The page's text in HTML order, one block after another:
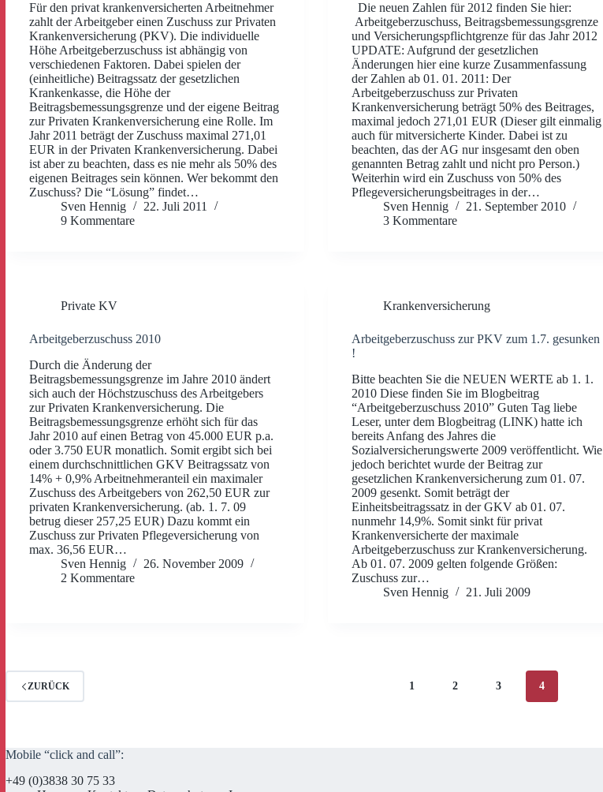
Für den privat krankenversicherten Arbeitnehmer
zahlt der Arbeitgeber einen Zuschuss zur Privaten
Krankenversicherung (PKV). Die individuelle
Höhe Arbeitgeberzuschuss ist abhängig von
verschiedenen Faktoren. Dabei spielen der
(einheitliche) Beitragssatz der gesetzlichen
Krankenkasse, die Höhe der
Beitragsbemessungsgrenze und der eigene Beitrag
zur Privaten Krankenversicherung eine Rolle. Im
Jahr 2011 beträgt der Zuschuss maximal 271,01
EUR in der Privaten Krankenversicherung. Dabei
ist aber zu beachten, dass es nie mehr als 50% des
eigenen Beitrages sein können. Wer bekommt den
Zuschuss? Die “Lösung” findet…
Sven Hennig
22. Juli 2011
9 Kommentare
Die neuen Zahlen für 2012 finden Sie hier:
Arbeitgeberzuschuss, Beitragsbemessungsgrenze
und Versicherungspflichtgrenze für das Jahr 2012
UPDATE: Aufgrund der gesetzlichen
Änderungen hier eine kurze Zusammenfassung
der Zahlen ab 01. 01. 2011: Der
Arbeitgeberzuschuss zur Privaten
Krankenversicherung beträgt 50% des Beitrages,
maximal jedoch 271,01 EUR (Dieser gilt einmalig
auch für mitversicherte Kinder. Dabei ist zu
beachten, das der AG nur insgesamt den oben
genannten Betrag zahlt und nicht pro Person.)
Weiterhin wird ein Zuschuss von 50% des
Pflegeversicherungsbeitrages in der…
Sven Hennig
21. September 2010
3 Kommentare
Private KV
Arbeitgeberzuschuss 2010
Durch die Änderung der
Beitragsbemessungsgrenze im Jahre 2010 ändert
sich auch der Höchstzuschuss des Arbeitgebers
zur Privaten Krankenversicherung. Die
Beitragsbemessungsgrenze erhöht sich für das
Jahr 2010 auf einen Betrag von 45.000 EUR p.a.
oder 3.750 EUR monatlich. Somit ergibt sich bei
einem durchschnittlichen GKV Beitragssatz von
14% + 0,9% Arbeitnehmeranteil ein maximaler
Zuschuss des Arbeitgebers von 262,50 EUR zur
privaten Krankenversicherung. (ab. 1. 7. 09
betrug dieser 257,25 EUR) Dazu kommt ein
Zuschuss zur Privaten Pflegeversicherung von
max. 36,56 EUR…
Sven Hennig
26. November 2009
2 Kommentare
Krankenversicherung
Arbeitgeberzuschuss zur PKV zum 1.7. gesunken
!
Bitte beachten Sie die NEUEN WERTE ab 1. 1.
2010 Diese finden Sie im Blogbeitrag
“Arbeitgeberzuschuss 2010” Guten Tag liebe
Leser, unter dem Blogbeitrag (LINK) hatte ich
bereits Anfang des Jahres die
Sozialversicherungswerte 2009 veröffentlicht. Wie
jedoch berichtet wurde der Beitrag zur
gesetzlichen Krankenversicherung zum 01. 07.
2009 gesenkt. Somit beträgt der
Einheitsbeitragssatz in der GKV ab 01. 07.
nunmehr 14,9%. Somit sinkt für privat
Krankenversicherte der maximale
Arbeitgeberzuschuss zur Krankenversicherung.
Ab 01. 07. 2009 gelten folgende Größen:
Zuschuss zur…
Sven Hennig
21. Juli 2009
ZURÜCK 1 2 3 4
Mobile “click and call”:
+49 (0)3838 30 75 33